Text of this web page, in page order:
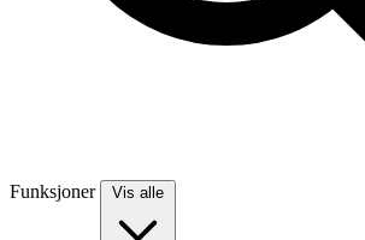
Funksjoner Vis alle